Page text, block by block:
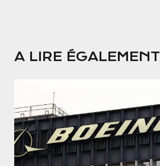
A LIRE ÉGALEMENT